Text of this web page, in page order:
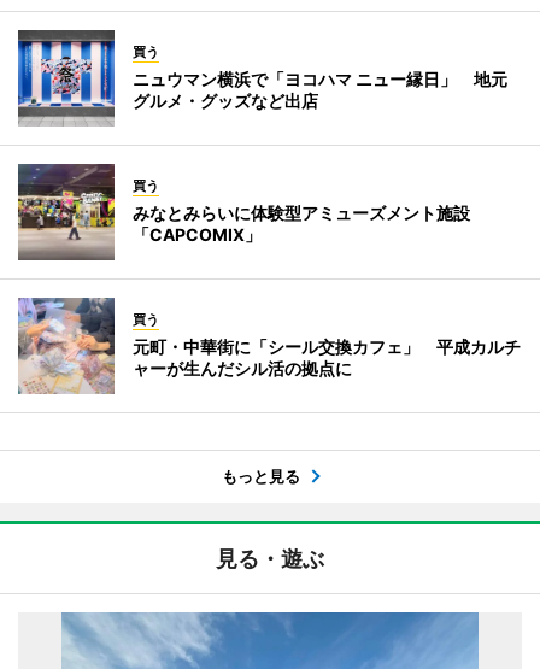
買う
ニュウマン横浜で「ヨコハマ ニュー縁日」 地元
グルメ・グッズなど出店
買う
みなとみらいに体験型アミューズメント施設
「CAPCOMIX」
買う
元町・中華街に「シール交換カフェ」 平成カルチ
ャーが生んだシル活の拠点に
もっと見る
見る・遊ぶ